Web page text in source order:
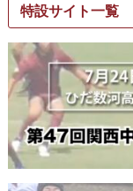
特設サイト一覧